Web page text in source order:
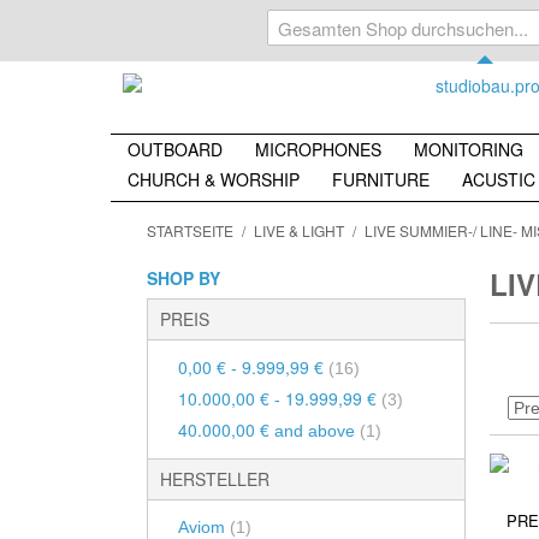
OUTBOARD
500 Series
500 Series PreAmps
500 Series Equalizer
500 Series Dynamics
500 Series Channelstrips
500 Series Effekte
500 Series Mixer
Dynamics
Multi-
Normal
PreAmps
Mic PreAmps
MICROPHONES
Nach Richtcharakteristik
Nieren / Cardioid
Breiter Niere / Wide Kidney
Halbniere / Half Cardioid
Offene Niere / Open Cardioid
MONITORING
Aktive
Passive
Kopfhörer
Monitoring
CHURCH & WORSHIP FURNITURE ACUSTIC
STARTSEITE / LIVE & LIGHT / LIVE SUMMIER-/ LINE-
SHOP BY
PREIS
0,00 € - 9.999,99 € (16)
10.000,00 € - 19.999,99 € (3)
40.000,00 € and above (1)
HERSTELLER
Aviom (1)